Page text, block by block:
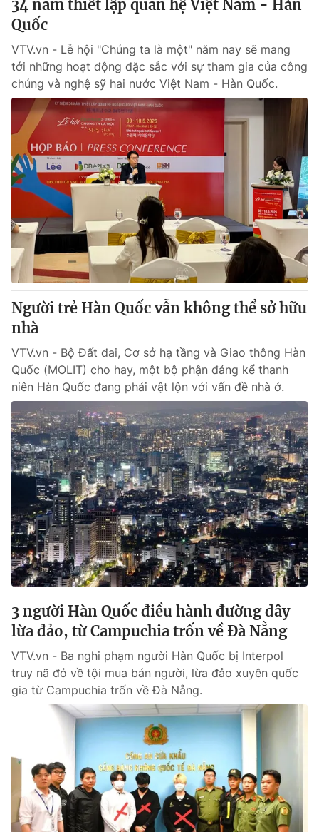
Phim VTV
Hậu trường
Nhân vật
Khán giả
Giải sao mai
Giải trí
Điện ảnh
Âm nhạc
Sao
Đời sống
Du lịch
Làm đẹp
Chất lượng cuộc sống
Giáo dục
Tuyển sinh
Học trực tuyến
Công nghệ
Hitech Công nghệ tương lai
Sản phẩm
Thị trường
Tư vấn
Giao lưu trực tuyến
Lịch phát sóng
Chuyên mục khác
Emagazine Podcast
Photo Infographic
Video Shorts video
VTV Money VTV Thể thao
VTV Sức khoẻ Bất động sản
Thị trường 24h Tấm lòng Việt
VTV4 Vươn mình bằng AI
VTV8
Liên hệ tòa soạn
THỜI BÁO VTV
Theo dõi báo trên
Cơ quan chủ quản: Đài Truyền hình Việt Nam
Cơ quan báo chí:
Thời báo VTV
34 năm thiết lập quan hệ Việt Nam - Hàn
Quốc
VTV.vn - Lễ hội "Chúng ta là một" năm nay sẽ mang
tới những hoạt động đặc sắc với sự tham gia của công
chúng và nghệ sỹ hai nước Việt Nam - Hàn Quốc.
Người trẻ Hàn Quốc vẫn không thể sở hữu
nhà
VTV.vn - Bộ Đất đai, Cơ sở hạ tầng và Giao thông Hàn
Quốc (MOLIT) cho hay, một bộ phận đáng kể thanh
niên Hàn Quốc đang phải vật lộn với vấn đề nhà ở.
3 người Hàn Quốc điều hành đường dây
lừa đảo, từ Campuchia trốn về Đà Nẵng
VTV.vn - Ba nghi phạm người Hàn Quốc bị Interpol
truy nã đỏ về tội mua bán người, lừa đảo xuyên quốc
gia từ Campuchia trốn về Đà Nẵng.